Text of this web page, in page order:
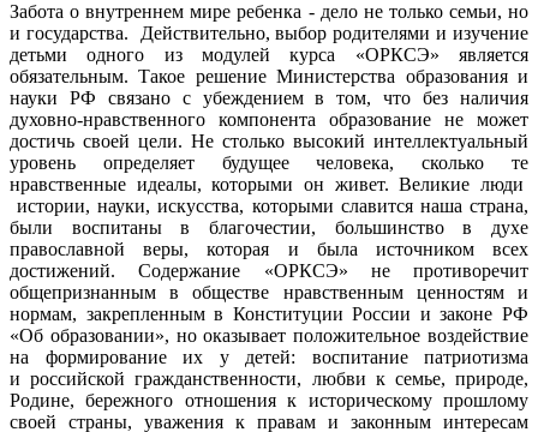
Забота о внутреннем мире ребенка - дело не только семьи, но
и государства. Действительно, выбор родителями и изучение
детьми одного из модулей курса «ОРКСЭ» является
обязательным. Такое решение Министерства образования и
науки РФ связано с убеждением в том, что без наличия
духовно-нравственного компонента образование не может
достичь своей цели. Не столько высокий интеллектуальный
уровень определяет будущее человека, сколько те
нравственные идеалы, которыми он живет. Великие люди
истории, науки, искусства, которыми славится наша страна,
были воспитаны в благочестии, большинство в духе
православной веры, которая и была источником всех
достижений. Содержание «ОРКСЭ» не противоречит
общепризнанным в обществе нравственным ценностям и
нормам, закрепленным в Конституции России и законе РФ
«Об образовании», но оказывает положительное воздействие
на формирование их у детей: воспитание патриотизма
и российской гражданственности, любви к семье, природе,
Родине, бережного отношения к историческому прошлому
своей страны, уважения к правам и законным интересам